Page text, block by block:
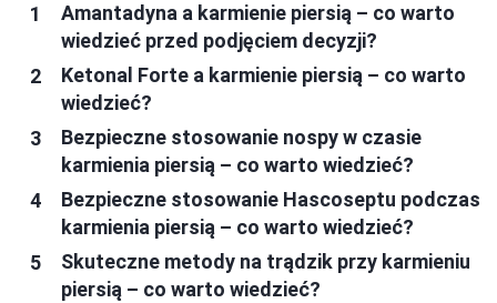
Amantadyna a karmienie piersią – co warto
wiedzieć przed podjęciem decyzji?
Ketonal Forte a karmienie piersią – co warto
wiedzieć?
Bezpieczne stosowanie nospy w czasie
karmienia piersią – co warto wiedzieć?
Bezpieczne stosowanie Hascoseptu podczas
karmienia piersią – co warto wiedzieć?
Skuteczne metody na trądzik przy karmieniu
piersią – co warto wiedzieć?